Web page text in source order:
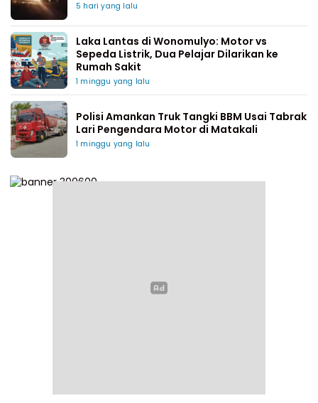
5 hari yang lalu
Laka Lantas di Wonomulyo: Motor vs
Sepeda Listrik, Dua Pelajar Dilarikan ke
Rumah Sakit
1 minggu yang lalu
Polisi Amankan Truk Tangki BBM Usai Tabrak
Lari Pengendara Motor di Matakali
1 minggu yang lalu